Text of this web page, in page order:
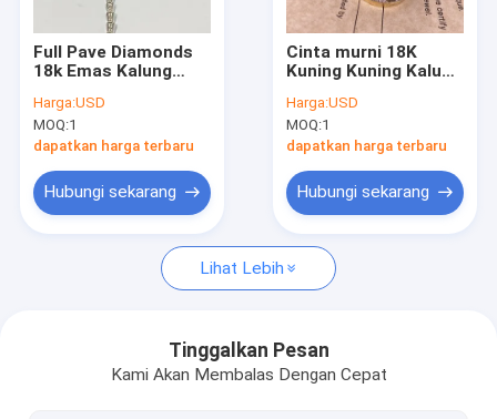
Tur Pabrik
Berita
Kasus-kasus
Minta Kutipan
Aksesoris emas 18k
Full Pave Diamonds
18k Emas Kalung
Bulgari Serpenti Viper
Kalung
Harga:USD
MOQ:1
dapatkan harga terbaru
Hubungi sekarang
Cinta murni 18K
Kuning Kuning Kalung
Berlian Berlian
Harga:USD
MOQ:1
dapatkan harga terbaru
Hubungi sekarang
Lihat Lebih
Tinggalkan Pesan
Kami Akan Membalas Dengan Cepat